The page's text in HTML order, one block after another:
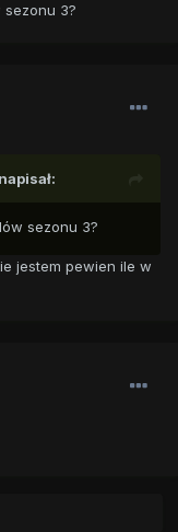
3?
napisał:
sezonu 3?
jestem pewien ile w